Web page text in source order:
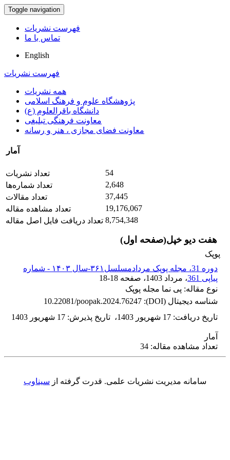
Toggle navigation
فهرست نشریات
تماس با ما
English
فهرست نشریات
همه نشریات
پژوهشگاه علوم و فرهنگ اسلامی
دانشگاه باقرالعلوم (ع)
معاونت فرهنگی تبلیغی
معاونت فضای مجازی ، هنر و رسانه
آمار
تعداد نشریات
54
تعداد شماره‌ها
2,648
تعداد مقالات
37,445
تعداد مشاهده مقاله
19,176,067
تعداد دریافت فایل اصل مقاله 8,754,348
هفت دیو خپل(صفحه اول)
پوپک
دوره 31، مجله پوپک مردادمسلسل۳۶۱-سال ۱۴۰۳ - شماره
پیاپی 361
، مرداد 1403 ، صفحه 18-18
نوع مقاله: پی نما مجله پوپک
شناسه دیجیتال (DOI):
10.22081/poopak.2024.76247
تاریخ دریافت: 17 شهریور 1403 ، تاریخ پذیرش: 17 شهریور 1403
آمار
تعداد مشاهده مقاله: 34
سامانه مدیریت نشریات علمی. قدرت گرفته از سیناوب